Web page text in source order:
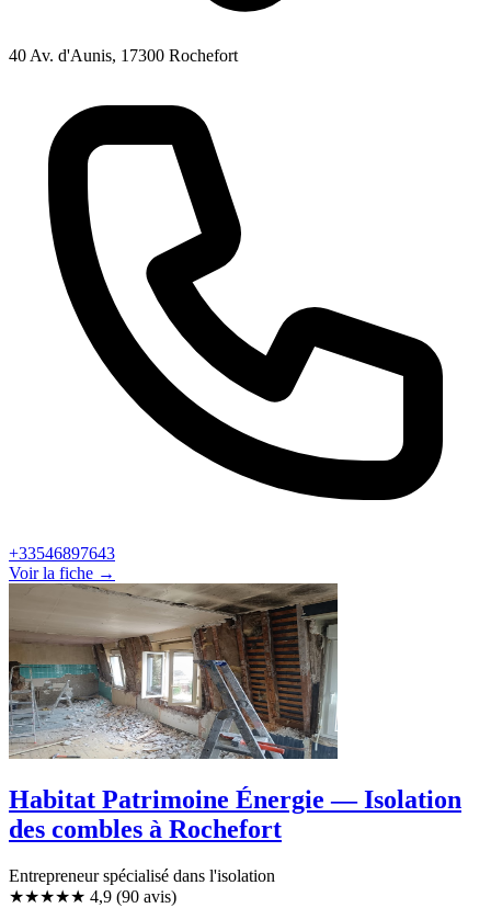
40 Av. d'Aunis, 17300 Rochefort
+33546897643
Voir la fiche →
Habitat Patrimoine Énergie — Isolation
des combles à Rochefort
Entrepreneur spécialisé dans l'isolation
★★★★★ 4,9 (90 avis)